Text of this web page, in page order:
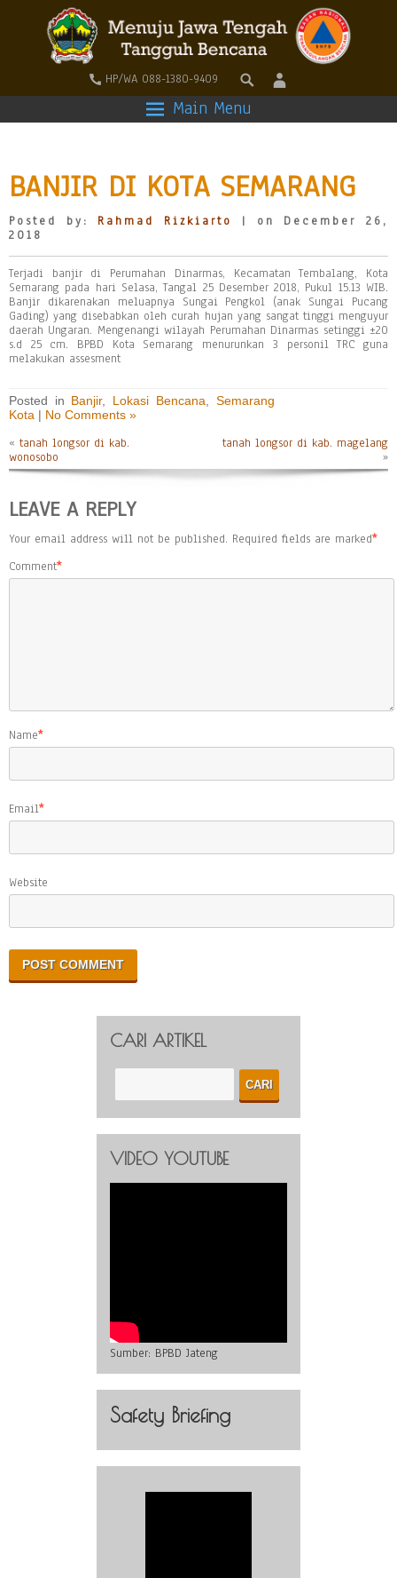
HP/WA 088-1380-9409
Main Menu
BANJIR DI KOTA SEMARANG
Posted by: Rahmad Rizkiarto
| on December 26,
2018
Terjadi banjir di Perumahan Dinarmas, Kecamatan Tembalang, Kota
Semarang pada hari Selasa, Tangal 25 Desember 2018, Pukul 15.13 WIB.
Banjir dikarenakan meluapnya Sungai Pengkol (anak Sungai Pucang
Gading) yang disebabkan oleh curah hujan yang sangat tinggi menguyur
daerah Ungaran. Mengenangi wilayah Perumahan Dinarmas setinggi ±20
s.d 25 cm. BPBD Kota Semarang menurunkan 3 personil TRC guna
melakukan assesment
Posted in Banjir, Lokasi Bencana
Semarang
Kota | No Comments »
« tanah longsor di kab.
wonosobo
tanah longsor di kab. magelang
»
LEAVE A REPLY
Your email address will not be published. Required fields are marked*
Comment*
Name*
Email*
Website
CARI ARTIKEL
VIDEO YOUTUBE
Sumber: BPBD Jateng
Safety Briefing